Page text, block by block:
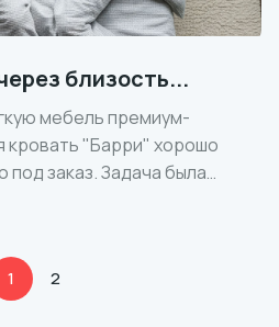
близость...
мебель премиум-
кровать "Барри" хорошо
под заказ. Задача была
1 2